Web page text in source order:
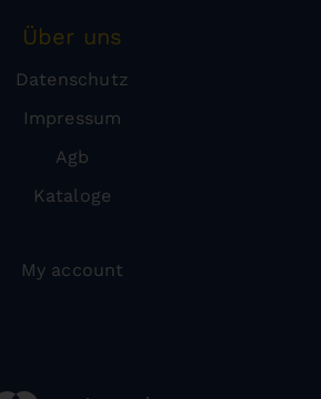
Über uns
Datenschutz
Impressum
Agb
Kataloge
My account